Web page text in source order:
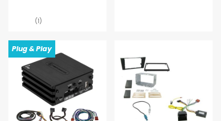
(1)
Plug & Play